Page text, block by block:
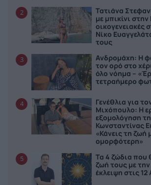
2
Τατιάνα
με μπικίνι
οικογενειακές
Νίκο
τους
3
Ανδρομάχη: Η
τον ορό στο
όλο νόημα –
τετραήμερο
4
Γενέθλια για
Μιχόπουλο: Η
εξομολόγηση
Κωνσταντίνας
«Κάνεις τη ζωή
ομορφότερη»
5
Τα 4 ζώδια που
ζωή τους με
έκλειψη στις